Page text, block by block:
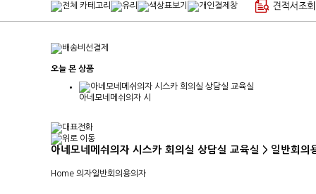
오늘 본 상품
아네모네메쉬의자 시
아네모네메쉬의자 시스카 회의실 상담실 교육실 > 일반회의
Home 의자일반회의용의자